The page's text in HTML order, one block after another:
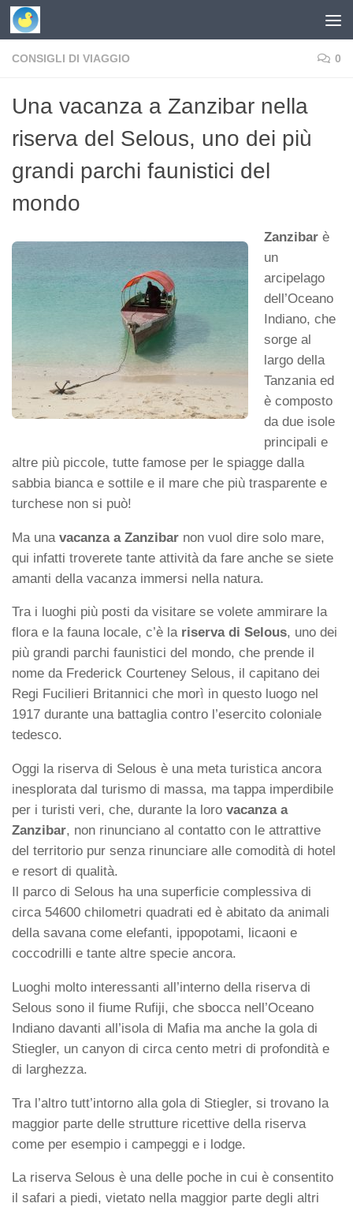
Skip to content
CONSIGLI DI VIAGGIO 0
Una vacanza a Zanzibar nella
riserva del Selous, uno dei più
grandi parchi faunistici del
mondo
Zanzibar è
un
arcipelago
dell’Oceano
Indiano, che
sorge al
largo della
Tanzania ed
è composto
da due isole
principali e
altre più piccole, tutte famose per le spiagge dalla
sabbia bianca e sottile e il mare che più trasparente e
turchese non si può!
Ma una vacanza a Zanzibar non vuol dire solo mare,
qui infatti troverete tante attività da fare anche se siete
amanti della vacanza immersi nella natura.
Tra i luoghi più posti da visitare se volete ammirare la
flora e la fauna locale, c’è la riserva di Selous, uno dei
più grandi parchi faunistici del mondo, che prende il
nome da Frederick Courteney Selous, il capitano dei
Regi Fucilieri Britannici che morì in questo luogo nel
1917 durante una battaglia contro l’esercito coloniale
tedesco.
Oggi la riserva di Selous è una meta turistica ancora
inesplorata dal turismo di massa, ma tappa imperdibile
per i turisti veri, che, durante la loro vacanza a
Zanzibar, non rinunciano al contatto con le attrattive
del territorio pur senza rinunciare alle comodità di hotel
e resort di qualità.
Il parco di Selous ha una superficie complessiva di
circa 54600 chilometri quadrati ed è abitato da animali
della savana come elefanti, ippopotami, licaoni e
coccodrilli e tante altre specie ancora.
Luoghi molto interessanti all’interno della riserva di
Selous sono il fiume Rufiji, che sbocca nell’Oceano
Indiano davanti all’isola di Mafia ma anche la gola di
Stiegler, un canyon di circa cento metri di profondità e
di larghezza.
Tra l’altro tutt’intorno alla gola di Stiegler, si trovano la
maggior parte delle strutture ricettive della riserva
come per esempio i campeggi e i lodge.
La riserva Selous è una delle poche in cui è consentito
il safari a piedi, vietato nella maggior parte degli altri